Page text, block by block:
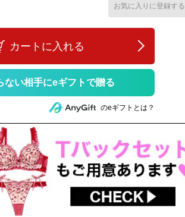
お気に入りに登録する
カートに入れる
ない相手にeギフトで贈る
のeギフトとは？